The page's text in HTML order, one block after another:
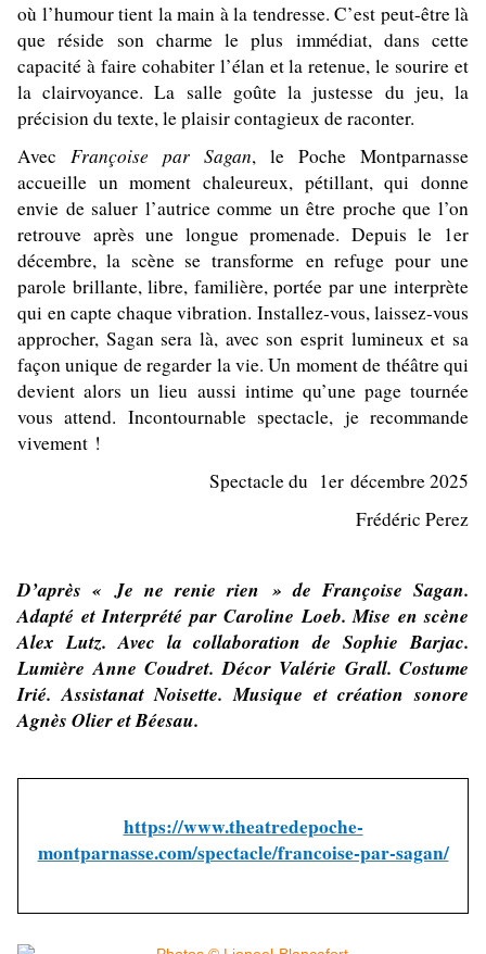
où l’humour tient la main à la tendresse. C’est peut-être là
que réside son charme le plus immédiat, dans cette
capacité à faire cohabiter l’élan et la retenue, le sourire et
la clairvoyance. La salle goûte la justesse du jeu, la
précision du texte, le plaisir contagieux de raconter.
Avec Françoise par Sagan, le Poche Montparnasse
accueille un moment chaleureux, pétillant, qui donne
envie de saluer l’autrice comme un être proche que l’on
retrouve après une longue promenade. Depuis le 1er
décembre, la scène se transforme en refuge pour une
parole brillante, libre, familière, portée par une interprète
qui en capte chaque vibration. Installez-vous, laissez-vous
approcher, Sagan sera là, avec son esprit lumineux et sa
façon unique de regarder la vie. Un moment de théâtre qui
devient alors un lieu aussi intime qu’une page tournée
vous attend. Incontournable spectacle, je recommande
vivement !
Spectacle du 1er décembre 2025
Frédéric Perez
D’après « Je ne renie rien » de Françoise Sagan.
Adapté et Interprété par Caroline Loeb. Mise en scène
Alex Lutz. Avec la collaboration de Sophie Barjac.
Lumière Anne Coudret. Décor Valérie Grall. Costume
Irié. Assistanat Noisette. Musique et création sonore
Agnès Olier et Béesau.
https://www.theatredepoche-
montparnasse.com/spectacle/francoise-par-sagan/